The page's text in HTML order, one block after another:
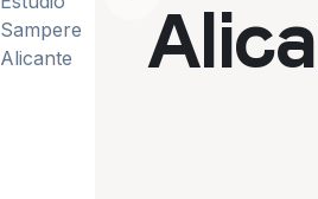
Sampere
Alicante
Previous slide